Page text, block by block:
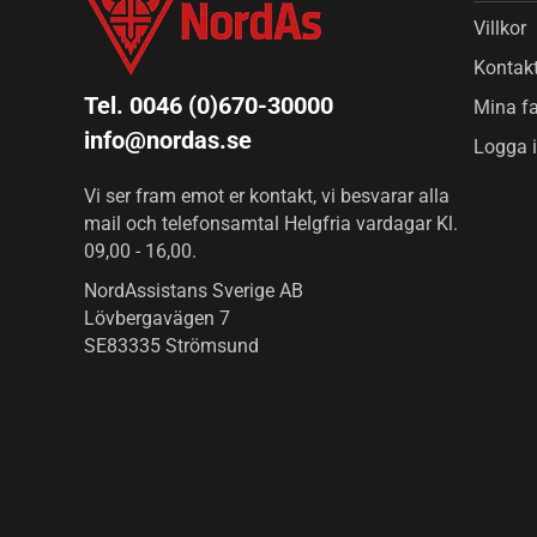
Tel. 0046 (0)670-30000
info@nordas.se
Vi ser fram emot er kontakt, vi besvarar alla
mail och telefonsamtal Helgfria vardagar Kl.
09,00 - 16,00.
NordAssistans Sverige AB
Lövbergavägen 7
SE83335 Strömsund
Villkor
Mina
Logga